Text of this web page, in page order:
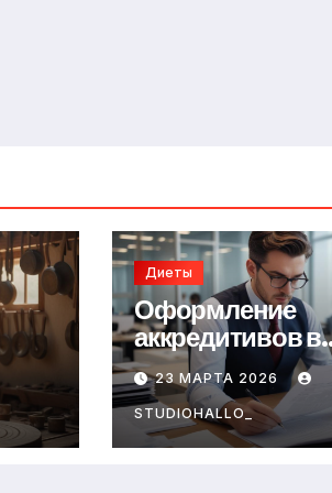
Диеты
Оформление
аккредитивов в
международной
торговле
23 МАРТА 2026
STUDIOHALLO_